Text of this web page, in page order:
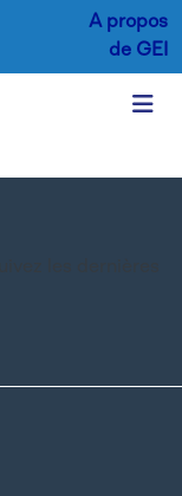
A propos
de GEI